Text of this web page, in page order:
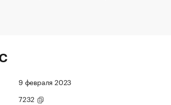
9 февраля 2023
7232